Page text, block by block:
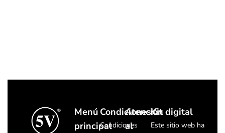
Menú
principal
Condiciones
Condiciones
Atención
al
Kit digital
Este sitio web ha